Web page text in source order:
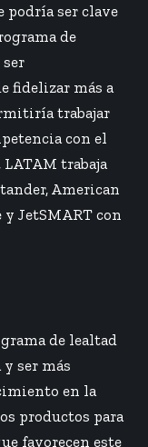
podría ser clave
de
fidelizar más a
trabajar
con el
LATAM trabaja
American
JetSMART con
de lealtad
ser más
en la
productos para
favorecen este